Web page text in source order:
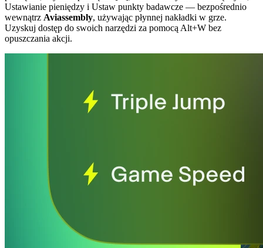
Ustawianie pieniędzy i Ustaw punkty badawcze — bezpośrednio
wewnątrz Aviassembly, używając płynnej nakładki w grze.
Uzyskuj dostęp do swoich narzędzi za pomocą Alt+W bez
opuszczania akcji.